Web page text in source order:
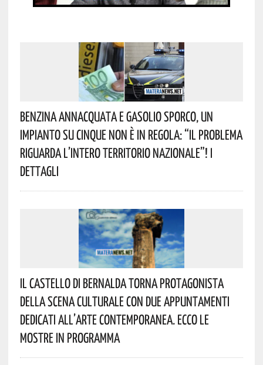
Benzina Annacquata E Gasolio Sporco, Un
Impianto Su Cinque Non È In Regola: “il Problema
Riguarda L’intero Territorio Nazionale”! I
Dettagli
Il Castello Di Bernalda Torna Protagonista
Della Scena Culturale Con Due Appuntamenti
Dedicati All’arte Contemporanea. Ecco Le
Mostre In Programma